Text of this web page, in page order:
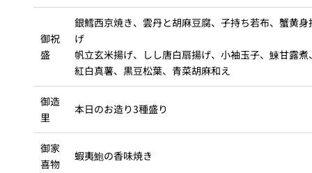
御祝
盛
銀鱈西京焼き、雲丹と胡麻豆腐、子持ち若布、蟹黄身
げ
帆立玄米揚げ、しし唐白扇揚げ、小袖玉子、鰊甘露煮
紅白真薯、黒豆松葉、青菜胡麻和え
御造
里
本日のお造り3種盛り
御家
喜物
蝦夷鮑の香味焼き